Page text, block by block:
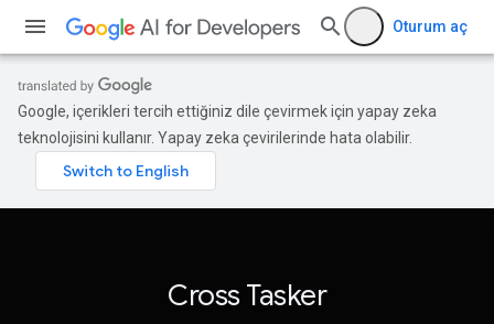
Oturum aç
Google, içerikleri tercih ettiğiniz dile çevirmek için yapay zeka
teknolojisini kullanır. Yapay zeka çevirilerinde hata olabilir.
Cross Tasker